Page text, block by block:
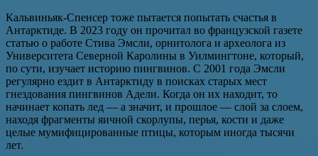
Кальвиньяк-Спенсер тоже пытается попытать счастья в
Антарктиде. В 2023 году он прочитал во французской газете
статью о работе Стива Эмсли, орнитолога и археолога из
Университета Северной Каролины в Уилмингтоне, который,
по сути, изучает историю пингвинов. С 2001 года Эмсли
регулярно ездит в Антарктиду в поисках старых мест
гнездования пингвинов Адели. Когда он их находит, то
начинает копать лед — а значит, и прошлое — слой за слоем,
находя фрагменты яичной скорлупы, перья, кости и даже
целые мумифицированные птицы, которым иногда тысячи
лет.